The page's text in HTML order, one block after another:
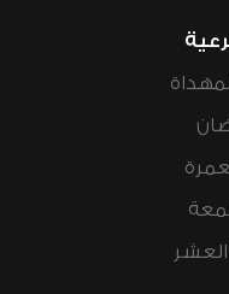
العشر